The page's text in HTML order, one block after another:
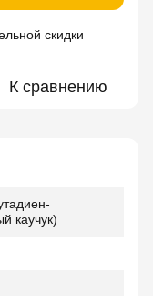
скидки
К сравнению
каучук)